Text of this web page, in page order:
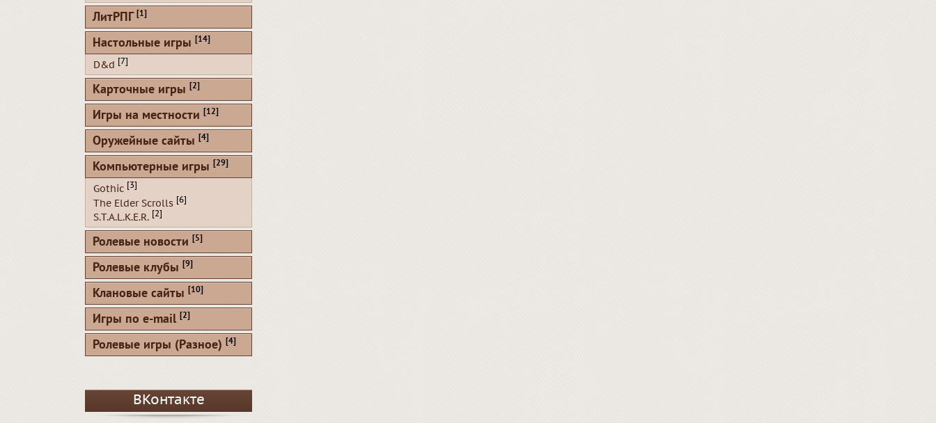
ЛитРПГ [1]
Настольные игры [14]
D&d [7]
Карточные игры [2]
Игры на местности [12]
Оружейные сайты [4]
Компьютерные игры [29]
Gothic [3]
The Elder Scrolls [6]
S.T.A.L.K.E.R. [2]
Ролевые новости [5]
Ролевые клубы [9]
Клановые сайты [10]
Игры по e-mail [2]
Ролевые игры (Разное) [4]
ВКонтакте